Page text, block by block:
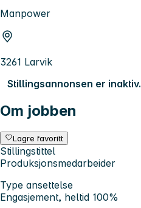
Manpower
3261 Larvik
Stillingsannonsen er inaktiv.
Om jobben
Lagre favoritt
Stillingstittel
Produksjonsmedarbeider
Type ansettelse
Engasjement, heltid 100%